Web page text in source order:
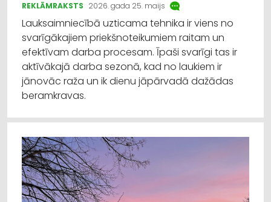
REKLĀMRAKSTS 2026. gada 25. maijs
Lauksaimniecībā uzticama tehnika ir viens no
svarīgākajiem priekšnoteikumiem raitam un
efektīvam darba procesam. Īpaši svarīgi tas ir
aktīvākajā darba sezonā, kad no laukiem ir
jānovāc raža un ik dienu jāpārvadā dažādas
beramkravas.